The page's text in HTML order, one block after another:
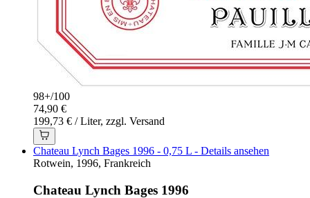
98+/100
74,90 €
199,73 € / Liter, zzgl. Versand
Chateau Lynch Bages 1996 - 0,75 L - Details ansehen
Rotwein, 1996, Frankreich
Chateau Lynch Bages 1996